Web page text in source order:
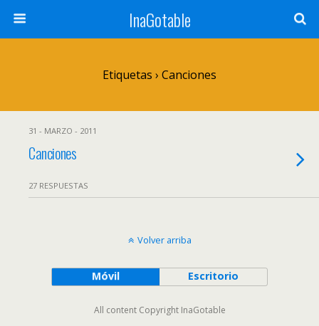
InaGotable
Etiquetas › Canciones
31 - MARZO - 2011
Canciones
27 RESPUESTAS
Volver arriba
Móvil Escritorio
All content Copyright InaGotable